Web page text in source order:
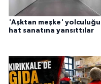
'Aşktan meşke' yolculuğu
hat sanatına yansıttılar